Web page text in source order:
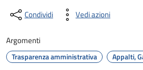
Condividi Vedi azioni
Argomenti
Trasparenza amministrativa Appalti,